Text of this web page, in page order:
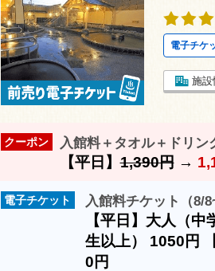
電子チケ
施設
クーポン 入館料＋タオル＋ドリ
【平日】1,390円→
電子チケット 入館料チケット（8/
【平日】大人（中
生以上） 1050円
0円